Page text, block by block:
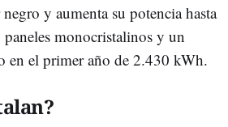
y aumenta su potencia hasta
monocristalinos y un
en el primer año de 2.430 kWh.